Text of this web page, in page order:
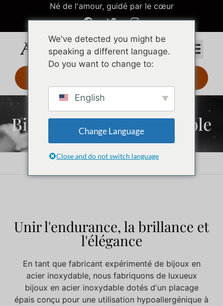
Né de l'amour, guidé par le cœur
Bijoux en acier inoxydable
Accueil Bijoux en acier inoxydable
Unir l'endurance, la brillance et
l'élégance
En tant que fabricant expérimenté de bijoux en
acier inoxydable, nous fabriquons de luxueux
bijoux en acier inoxydable dotés d'un placage
épais conçu pour une utilisation hypoallergénique à
We've detected you might be
speaking a different language.
Do you want to change to:
English
Change Language
Close and do not switch language